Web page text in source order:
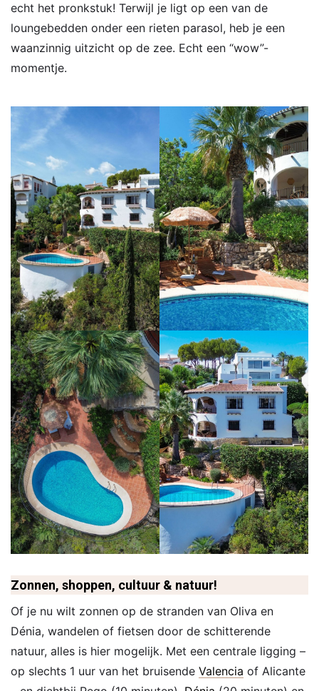
echt het pronkstuk! Terwijl je ligt op een van de
loungebedden onder een rieten parasol, heb je een
waanzinnig uitzicht op de zee. Echt een “wow”-
momentje.
Zonnen, shoppen, cultuur & natuur!
Of je nu wilt zonnen op de stranden van Oliva en
Dénia, wandelen of fietsen door de schitterende
natuur, alles is hier mogelijk. Met een centrale ligging –
op slechts 1 uur van het bruisende Valencia of Alicante